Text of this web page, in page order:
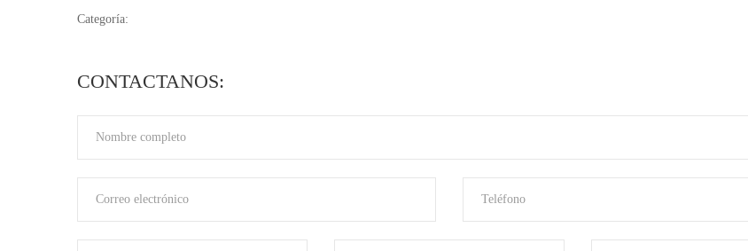
Categoría:
CONTACTANOS: